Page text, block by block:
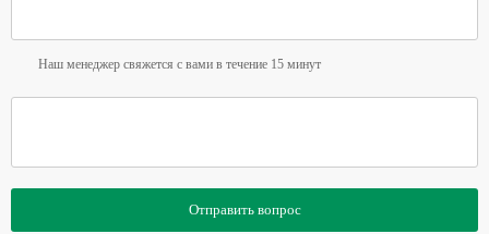
Наш менеджер свяжется с вами в течение 15 минут
Отправить вопрос